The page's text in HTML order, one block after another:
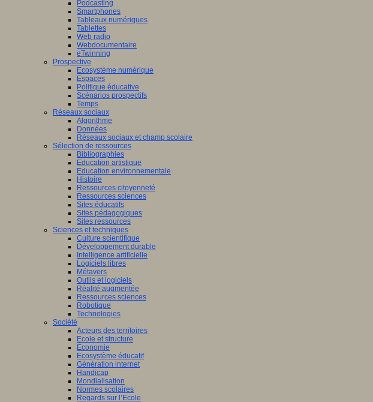
Podcasting
Smartphones
Tableaux numériques
Tablettes
Web radio
Webdocumentaire
eTwinning
Prospective
Ecosystème numérique
Espaces
Politique éducative
Scénarios prospectifs
Temps
Réseaux sociaux
Algorithme
Données
Réseaux sociaux et champ scolaire
Sélection de ressources
Bibliographies
Education artistique
Education environnementale
Histoire
Ressources citoyenneté
Ressources sciences
Sites éducatifs
Sites pédagogiques
Sites ressources
Sciences et techniques
Culture scientifique
Développement durable
Intelligence artificielle
Logiciels libres
Métavers
Outils et logiciels
Réalité augmentée
Ressources sciences
Robotique
Technologies
Société
Acteurs des territoires
Ecole et structure
Economie
Ecosystème éducatif
Génération internet
Handicap
Mondialisation
Normes scolaires
Regards sur l’Ecole